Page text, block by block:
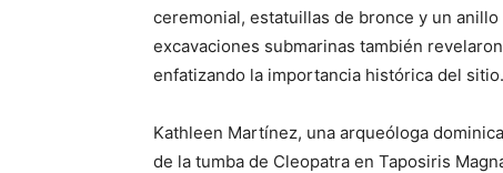
ceremonial, estatuillas de bronce y un
excavaciones submarinas también
enfatizando la importancia histórica del sitio.
Kathleen Martínez, una arqueóloga
de la tumba de Cleopatra en Taposiris